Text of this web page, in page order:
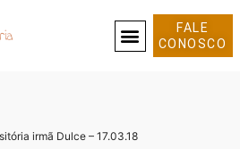
FALE
CONOSCO
irmã Dulce – 17.03.18